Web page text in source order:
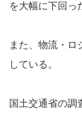
を大幅に下回っ
また、物流・ロ
している。
国土交通省の調